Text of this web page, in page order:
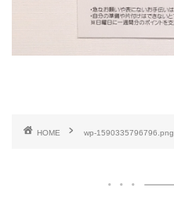
HOME wp-1590335796796.png